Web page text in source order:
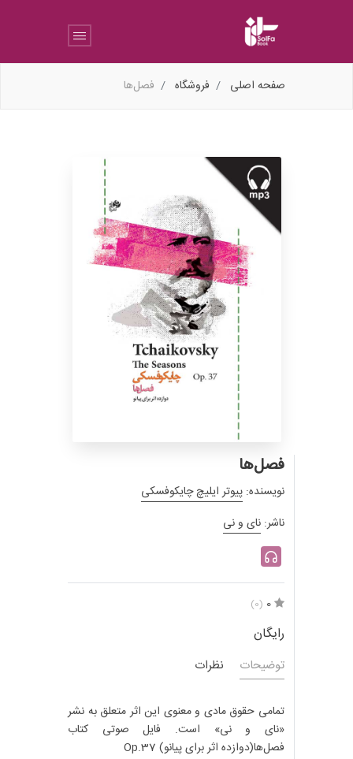
صفحه اصلی فروشگاه فصل‌ها
فصل‌ها
نویسنده: پیوتر ایلیچ چایکوفسکی
ناشر: نای و نی
0
(0)
رایگان
توضیحات نظرات
تمامی حقوق مادی و معنوی این اثر متعلق به نشر
«نای و نی» است. فایل صوتی کتاب
فصل‌ها(دوازده اثر برای پیانو) Op.37